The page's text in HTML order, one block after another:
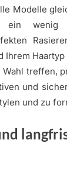
Modelle
ein wenig
Ihrem
treffen,
und
und zu